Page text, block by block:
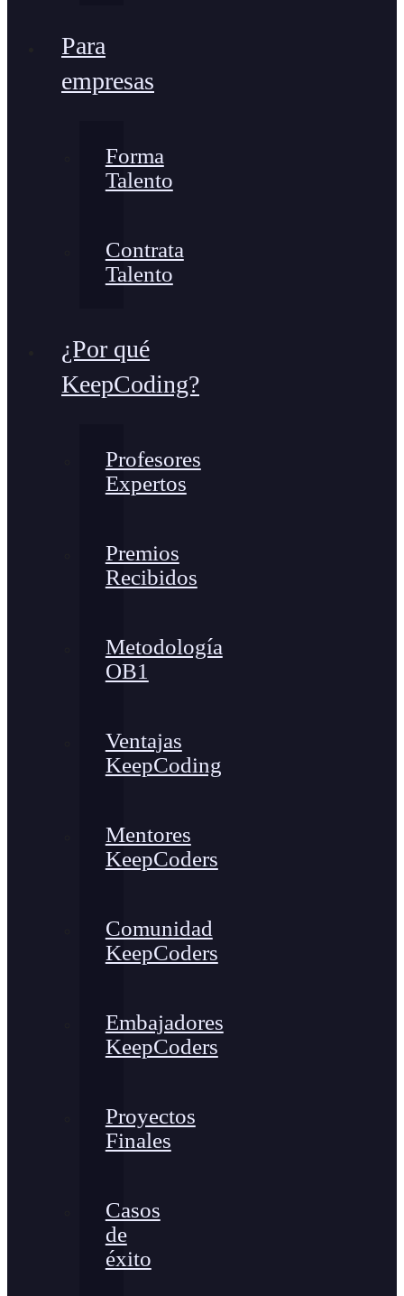
Para
empresas
Forma
Talento
Contrata
Talento
¿Por qué
KeepCoding?
Profesores
Expertos
Premios
Recibidos
Metodología
OB1
Ventajas
KeepCoding
Mentores
KeepCoders
Comunidad
KeepCoders
Embajadores
KeepCoders
Proyectos
Finales
Casos
de
éxito